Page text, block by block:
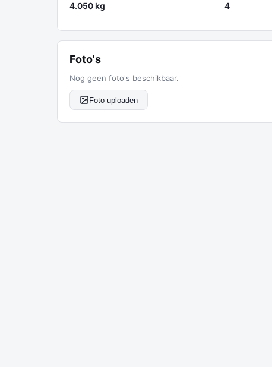
4.050 kg 4
Foto's
Nog geen foto's beschikbaar.
Foto uploaden